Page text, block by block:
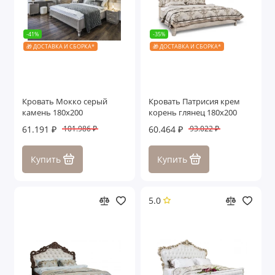
-41%
🎁 ДОСТАВКА И СБОРКА*
Кровать Мокко серый
камень 180х200
61.191 ₽ 101.986 ₽
Купить
-35%
🎁 ДОСТАВКА И СБОРКА*
Кровать Патрисия крем
корень глянец 180х200
60.464 ₽ 93.022 ₽
Купить
5.0